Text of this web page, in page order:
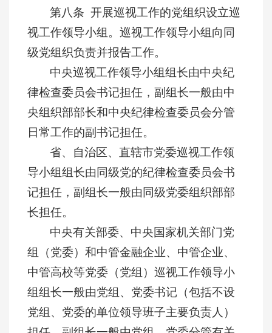
第八条 开展巡视工作的党组织设立巡
视工作领导小组。巡视工作领导小组向同
级党组织负责并报告工作。
中央巡视工作领导小组组长由中央纪
律检查委员会书记担任，副组长一般由中
央组织部部长和中央纪律检查委员会分管
日常工作的副书记担任。
省、自治区、直辖市党委巡视工作领
导小组组长由同级党的纪律检查委员会书
记担任，副组长一般由同级党委组织部部
长担任。
中央有关部委、中央国家机关部门党
组（党委）和中管金融企业、中管企业、
中管高校等党委（党组）巡视工作领导小
组组长一般由党组、党委书记（包括不设
党组、党委的单位领导班子主要负责人）